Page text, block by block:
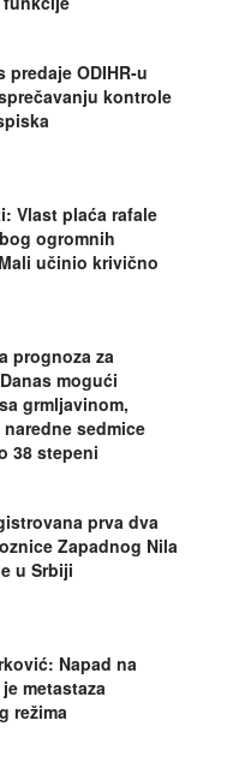
predaje ODIHR-u
kontrole
Vlast plaća rafale
ogromnih
učinio krivično
prognoza za
mogući
grmljavinom,
sedmice
38 stepeni
prva dva
Zapadnog Nila
u Srbiji
Napad na
metastaza
režima